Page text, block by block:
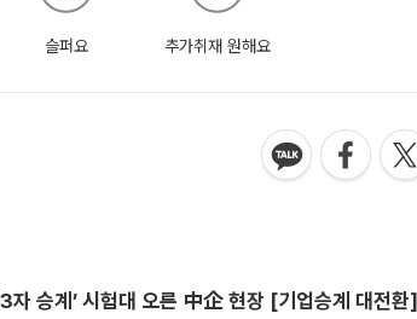
슬퍼요 추가취재 원해요
승계’ 시험대 오른 中企 현장 [기업승계 대전환]